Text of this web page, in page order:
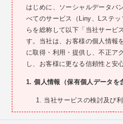
発行する電話番号を申告する必
1.3. お客様が未成年者である場
1.4. Lステップは、一人のお客
す。複数の契約をした場合、そ
件数分の利用料金の支払義務が
1.5. Lステップは、過去に一度
約は有効に成立する一方で、異
はじめに、ソーシャルデータバ
べてのサービス（Liny、Lステ
らを総称して以下「当社サービ
す。当社は、お客様の個人情報
に取得・利用・提供し、不正ア
し、お客様に更なる信頼性と安
1. 個人情報（保有個人データを
当社サービスの検討及び
当社サービスに関